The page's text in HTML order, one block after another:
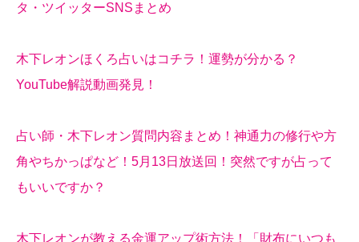
タ・ツイッターSNSまとめ
木下レオンほくろ占いはコチラ！運勢が分かる？
YouTube解説動画発見！
占い師・木下レオン質問内容まとめ！神通力の修行や方
角やちかっぱなど！5月13日放送回！突然ですが占って
もいいですか？
木下レオンが教える金運アップ術方法！「財布にいつも